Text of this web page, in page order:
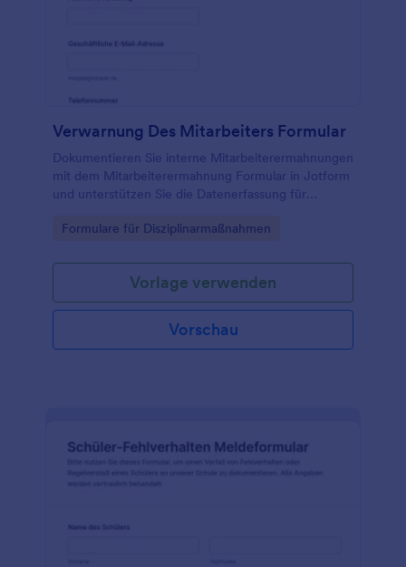
Verwarnung Des Mitarbeiters Formular
Dokumentieren Sie interne Mitarbeiterermahnungen
mit dem Mitarbeiterermahnung Formular in Jotform
und unterstützen Sie die Datenerfassung für
anpassbaren Formularvorlagen und klaren
Go to Category:
Formulare für Disziplinarmaßnahmen
Vorlage verwenden
Vorschau